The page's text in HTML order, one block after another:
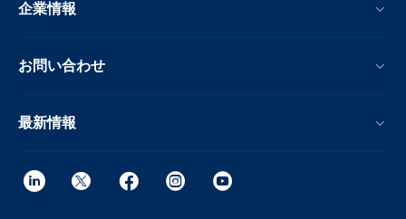
企業情報
お問い合わせ
最新情報